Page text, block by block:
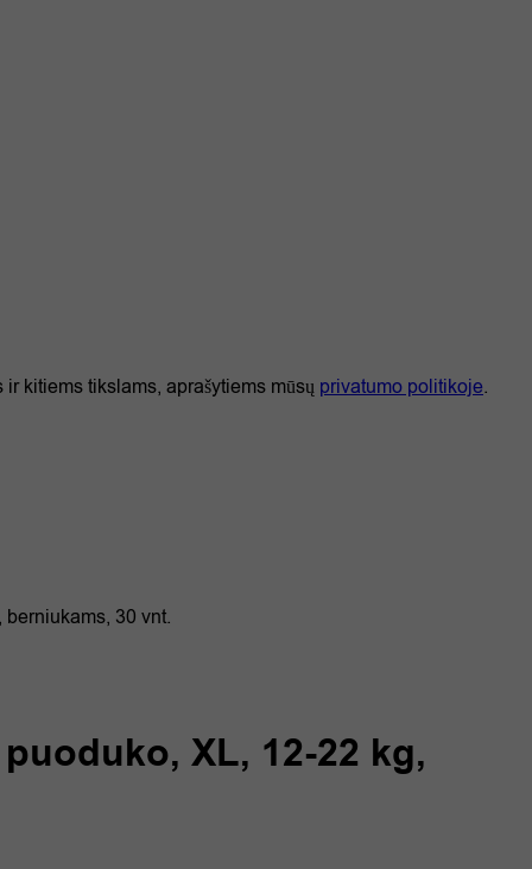
kitiems tikslams, aprašytiems mūsų privatumo politikoje.
30 vnt.
XL, 12-22 kg,